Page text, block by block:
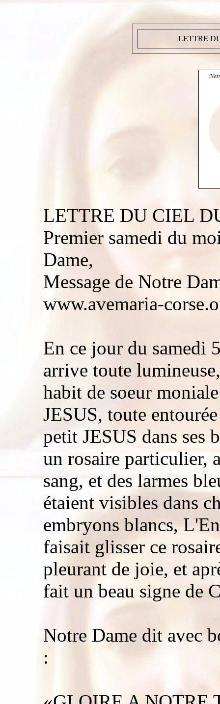
LETTRE
LETTRE DU CIEL
Premier samedi du
Dame,
Message de Notre
www.avemaria-
En ce jour du samedi
arrive toute
habit de soeur
JESUS, toute
petit JESUS dans ses
un rosaire particulier,
sang, et des larmes
étaient visibles dans
embryons blancs,
faisait glisser ce
pleurant de joie, et
fait un beau signe de
Notre Dame dit avec
: